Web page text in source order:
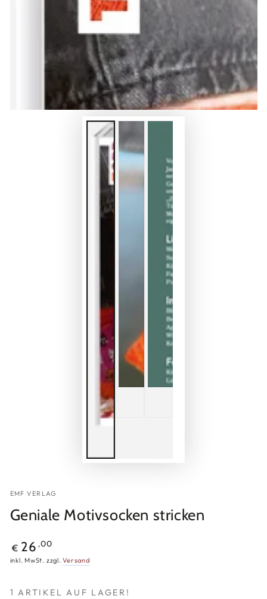
EMF VERLAG
Geniale Motivsocken stricken
Regulärer
Preis
€ 26 ,00
inkl. MwSt. zzgl.Versand
1 ARTIKEL AUF LAGER!